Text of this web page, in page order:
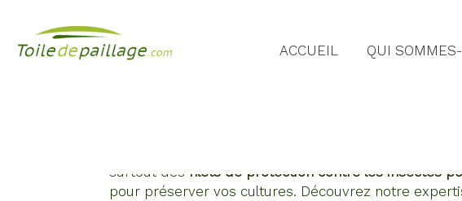
ACCUEIL QUI
surtout des filets de protection contre les insectes
pour préserver vos cultures. Découvrez notre